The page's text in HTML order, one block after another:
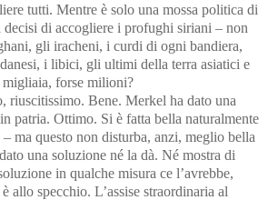
tutti. Mentre è solo una mossa politica di
di accogliere i profughi siriani – non
gli iracheni, i curdi di ogni bandiera,
i libici, gli ultimi della terra asiatici e
forse milioni?
riuscitissimo. Bene. Merkel ha dato una
patria. Ottimo. Si è fatta bella naturalmente
ma questo non disturba, anzi, meglio bella
una soluzione né la dà. Né mostra di
in qualche misura ce l’avrebbe,
allo specchio. L’assise straordinaria al